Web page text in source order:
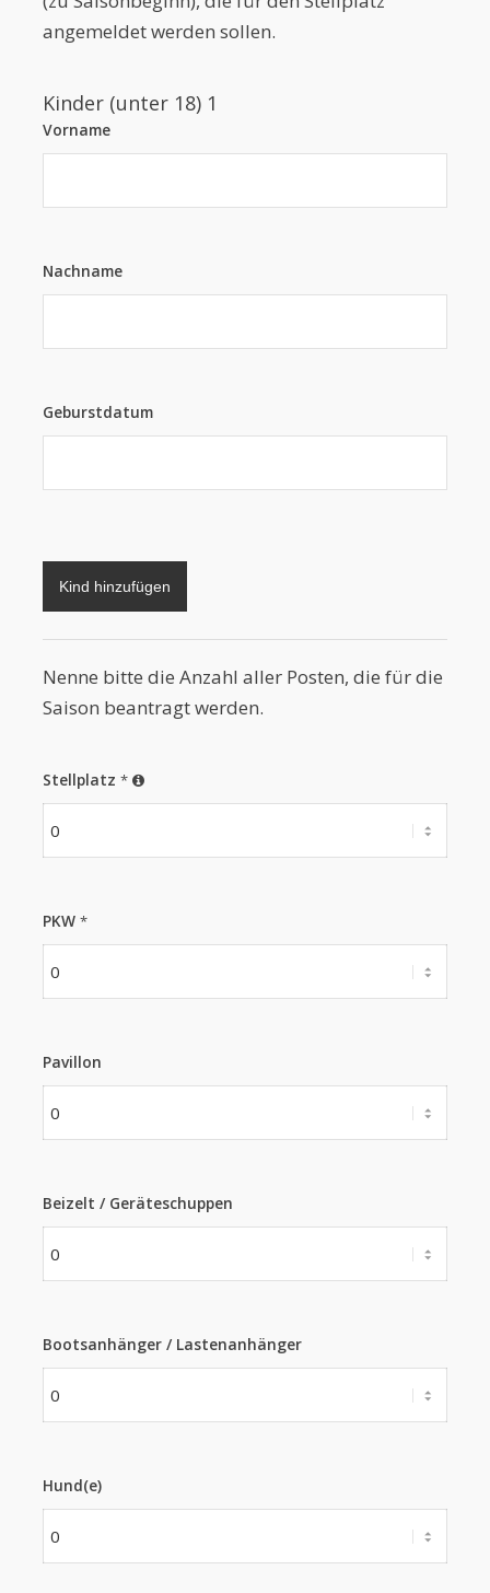
angemeldet werden sollen.
Kinder (unter 18) 1
Vorname
Nachname
Geburstdatum
Kind hinzufügen
Nenne bitte die Anzahl aller Posten, die für die
Saison beantragt werden.
Stellplatz *
PKW *
Pavillon
Beizelt / Geräteschuppen
Bootsanhänger / Lastenanhänger
Hund(e)